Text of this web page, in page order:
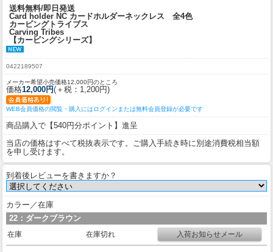
送料無料/即日発送
Card holder NC カードホルダーネックレス 全4色
カービングトライブス
Carving Tribes
【カービングシリーズ】
0422189507
メーカー希望小売価格12,000円のところ
価格12,000円(＋税：1,200円)
WEB会員価格の閲覧・購入にはログインまたは無料会員登録が必要です
商品購入で【540円分ポイント】進呈
当店の価格はすべて税抜表示です。ご購入手続き時に別途消費税相当額
を申し受けます。
到着後レビューを書きますか？
カラー／在庫
22：ダークブラウン
在庫 在庫切れ